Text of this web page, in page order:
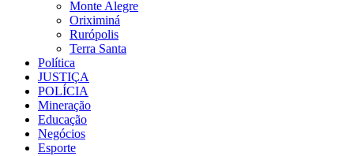
Monte Alegre
Oriximiná
Rurópolis
Terra Santa
Política
JUSTIÇA
POLÍCIA
Mineração
Educação
Negócios
Esporte